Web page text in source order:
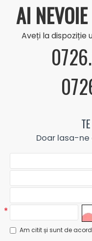
AI
Aveți la
Doar lasa-
Am citit și sunt de